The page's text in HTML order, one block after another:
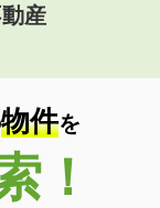
産
物件を
！